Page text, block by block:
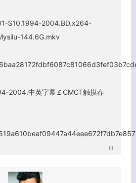
S10.1994-2004.BD.x264-
144.6G.mkv
2004.中英字幕￡CMCT触摸春